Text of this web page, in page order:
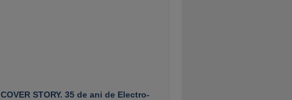
COVER STORY. 35 de ani de Electro-